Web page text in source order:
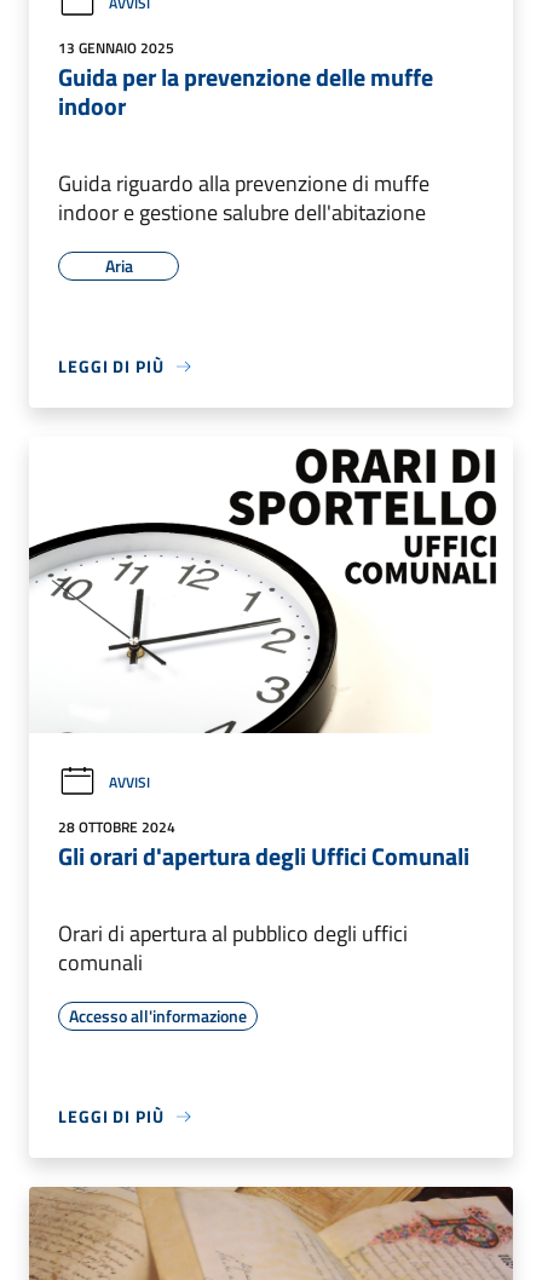
13 GENNAIO 2025
Guida per la prevenzione delle muffe
indoor
Guida riguardo alla prevenzione di muffe
indoor e gestione salubre dell'abitazione
Aria
LEGGI DI PIÙ
AVVISI
28 OTTOBRE 2024
Gli orari d'apertura degli Uffici Comunali
Orari di apertura al pubblico degli uffici
comunali
Accesso all'informazione
LEGGI DI PIÙ